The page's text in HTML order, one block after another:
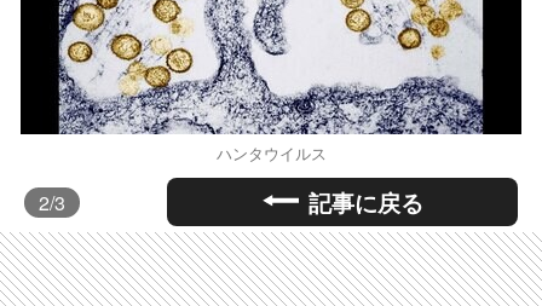
ハンタウイルス
2/3 記事に戻る